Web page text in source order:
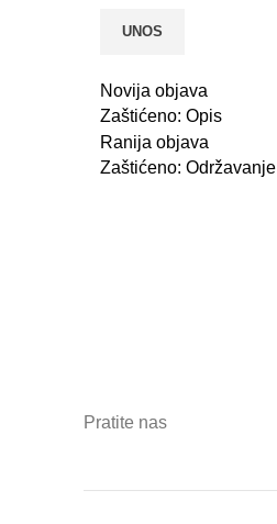
Novija objava
Zaštićeno: Opis
Ranija objava
Zaštićeno: Održavanje
Pratite nas